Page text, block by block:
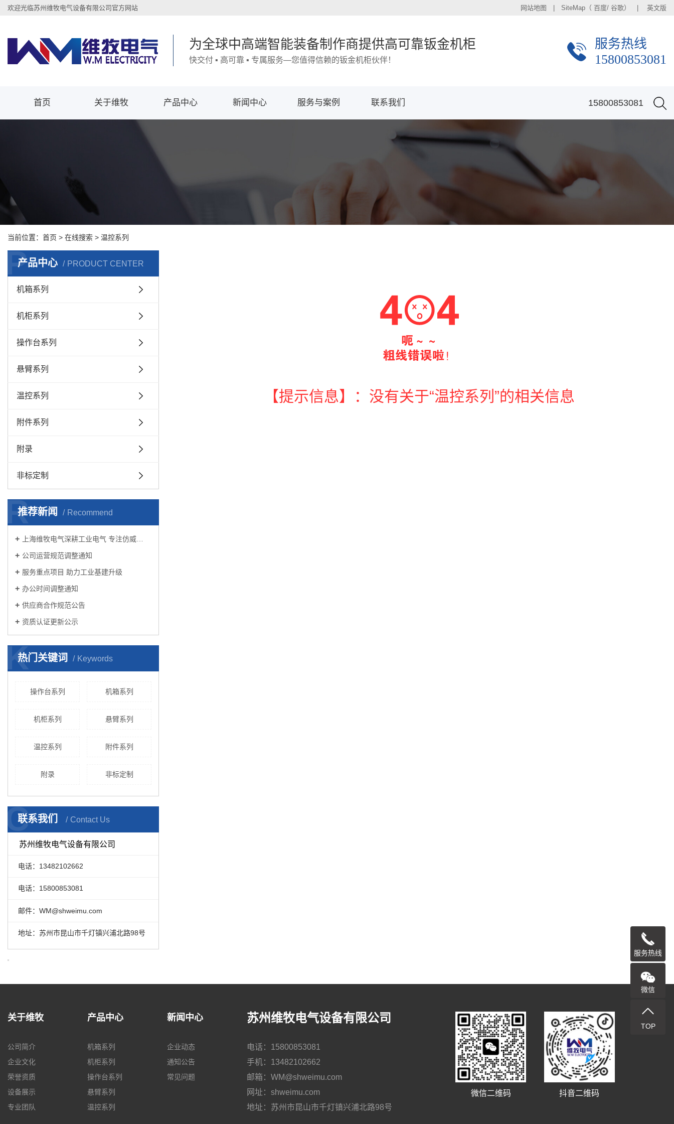
欢迎光临苏州维牧电气设备有限公司官方网站 网站地图 | SiteMap（ 百度/ 谷歌） | 英文版
为全球中高端智能装备制作商提供高可靠钣金机柜
快交付 ▪ 高可靠 ▪ 专属服务—您值得信赖的钣金机柜伙伴！
服务热线
15800853081
首页 关于维牧 产品中心 新闻中心 服务与案例 联系我们 15800853081
当前位置： 首页 > 在线搜索 > 温控系列
产品中心 PRODUCT CENTER
P
机箱系列
机柜系列
操作台系列
悬臂系列
温控系列
附件系列
附录
非标定制
推荐新闻 Recommend
R
上海维牧电气深耕工业电气 专注仿威…
公司运营规范调整通知
服务重点项目 助力工业基建升级
办公时间调整通知
供应商合作规范公告
资质认证更新公示
热门关键词 Keywords
K
操作台系列 机箱系列
机柜系列 悬臂系列
温控系列 附件系列
附录 非标定制
联系我们 Contact Us
C
苏州维牧电气设备有限公司
电话：13482102662
电话：15800853081
邮件：WM@shweimu.com
地址：苏州市昆山市千灯镇兴浦北路98号
【提示信息】：没有关于“温控系列”的相关信息
关于维牧
公司简介
企业文化
荣誉资质
设备展示
专业团队
产品中心
机箱系列
机柜系列
操作台系列
悬臂系列
温控系列
新闻中心
企业动态
通知公告
常见问题
苏州维牧电气设备有限公司
电话：15800853081
手机：13482102662
邮箱：WM@shweimu.com
网址：shweimu.com
地址：苏州市昆山市千灯镇兴浦北路98号
微信二维码 抖音二维码
服务热线
微信
TOP